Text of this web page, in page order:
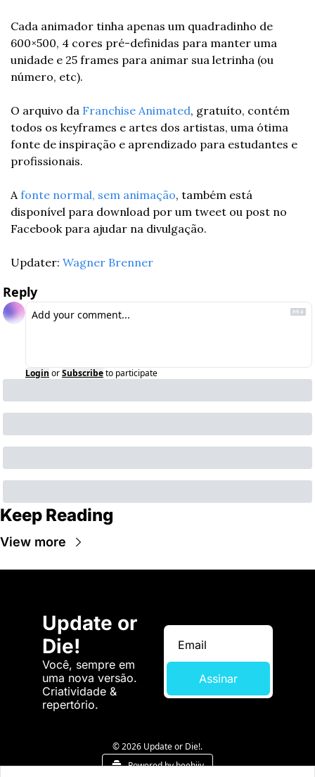
Cada animador tinha apenas um quadradinho de
600×500, 4 cores pré-definidas para manter uma
unidade e 25 frames para animar sua letrinha (ou
número, etc).
O arquivo da Franchise Animated, gratuíto, contém
todos os keyframes e artes dos artistas, uma ótima
fonte de inspiração e aprendizado para estudantes e
profissionais.
A fonte normal, sem animação, também está
disponível para download por um tweet ou post no
Facebook para ajudar na divulgação.
Updater: Wagner Brenner
Reply
Login orSubscribeto participate
Keep Reading
View more
Update or
Die!
Você, sempre em
uma nova versão.
Criatividade &
repertório.
Assinar
© 2026 Update or Die!.
Powered by beehiiv